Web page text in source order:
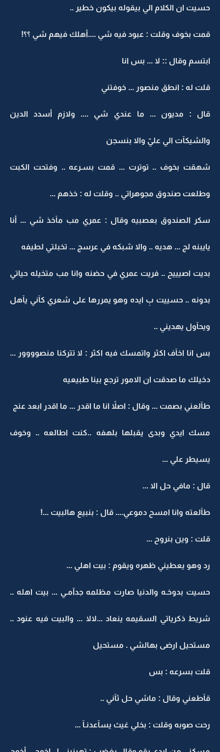
حسيت ان الكلام الي بيقوله بيكون خطير ..
قمت بخوف وقلت : عبود فيه شي ....أهلك فيهم شي ؟؟!
ابتسم وقال :: لا ... بس انا
قلت له : انطق منصور ... خوفتني
قال : مديون ... ما عندي شي .... ولازم أسدد الدين
والشيكآت الي عليّ والا بنسجن
شهقت بخوف .. توترت ... قمت بسـرعه .. وفتحت الكبت
وطلعت صندوق مجوهراتي .. وقلت له : خذهم ...
سكر الصندوق بعصبيه وقال : عمري مب مآخذ شي ... أنا
يايبنه لج ... هديه .. والا شبكه في عرسج ... تخبلتي لطيفه
بديت اصيييح .. فريت عمري في حضنه وانا مب متخيله حياتي
بدونه .. حسييت بِ ايده وهو يمررها على شعري كآني يآهل
ويحآول يهديني ..
بس انا اخآف اكثر واتمسك فيه اكثر : لا تتركنا منصوووور ...
دخيلك ما صدقت ان الامور ترجع بينا طبيعيه
طآلعني بصمت ... وقال : اصلاً انا ما اقدر ... ما اقدر ابعد عنج
مسك ايدي وبدى يقبلها بلهفه ..كنت اطالعه .. وخوف
يسيطر علي ...
قال : مافي حل الا ...
طآلعته وانا امسح دموعي.... قال : بنبيع هالبيت ...!
قلت : وين بنروح ...
رد وهو يعطيني ظهره ويقوم : بيت اهلي ...
حسيت بدوخـه والدنيا صارت مظلمه جدآمـي ... بيت اهله ..
شريط ذكرياتي السقيمه ينعاد ...لالا ... والبيت فيه عنود ..
مستحيل ارضى بهالشي . مستحيل
قلت بسرعه : بس
قآطعني وقال : ماشي حل ثآني ..
رحت صوبه وقلت : بخلي غيث يسآعدنـآ ...